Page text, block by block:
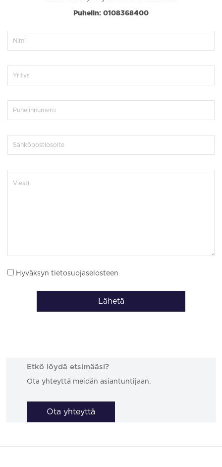
Puhelin: 0108368400
Hyväksyn tietosuojaselosteen
Lähetä
Etkö löydä etsimääsi?
Ota yhteyttä meidän asiantuntijaan.
Ota yhteyttä